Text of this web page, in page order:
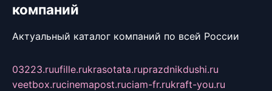
компаний
Актуальный каталог компаний по всей России
03223.ruufille.rukrasotata.ruprazdnikdushi.ru
veetbox.rucinemapost.ruciam-fr.rukraft-you.ru